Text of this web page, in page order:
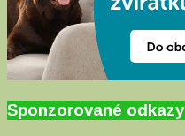
Sponzorované odkazy